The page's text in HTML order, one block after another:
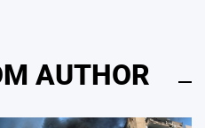
AUTHOR